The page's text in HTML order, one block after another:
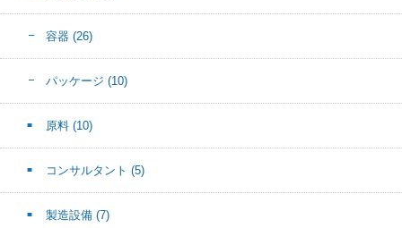
容器 (26)
パッケージ (10)
原料 (10)
コンサルタント (5)
製造設備 (7)